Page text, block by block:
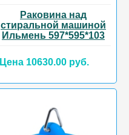
Раковина над
стиральной машиной
Ильмень 597*595*103
Цена 10630.00 руб.